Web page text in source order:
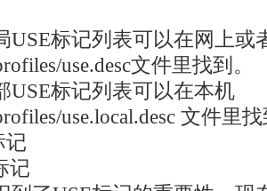
USE标记列表可以在网上或
use.desc文件里找到。
USE标记列表可以在本机
use.local.desc 文件里
记
记